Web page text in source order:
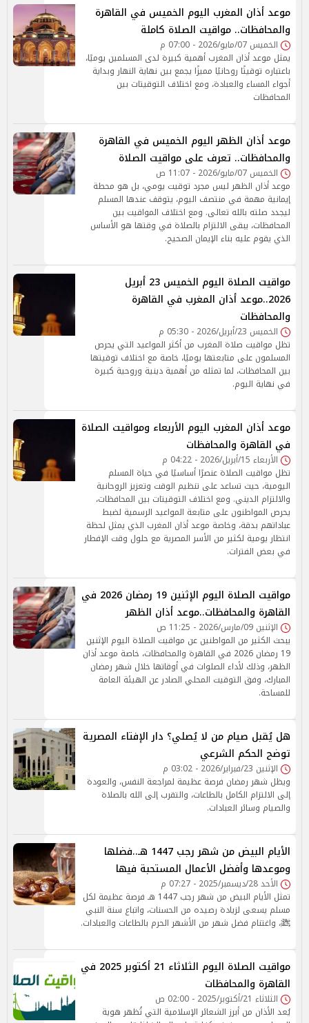
موعد أذان المغرب اليوم الخميس في القاهرة
والمحافظات.. مواقيت الصلاة كاملة
الخميس 07/مايو/2026 - 07:00 م
يمثل موعد أذان المغرب أهمية كبيرة لدى المسلمين يوميًا،
باعتباره توقيتًا روحانيًا مميزًا يجمع بين نهاية النهار وبداية
أجواء المساء والعبادة، ومع اختلاف التوقيتات بين
المحافظات
موعد أذان الظهر اليوم الخميس في القاهرة
والمحافظات.. تعرف على مواقيت الصلاة
الخميس 07/مايو/2026 - 11:07 ص
موعد أذان الظهر ليس مجرد توقيت يومي، بل هو محطة
إيمانية مهمة في منتصف اليوم، يتوقف عندها المسلم
ليجدد صلته بالله تعالى. ومع اختلاف المواقيت بين
المحافظات، يبقى الالتزام بالصلاة في وقتها هو الأساس
الذي يقوم عليه بناء الإيمان الصحيح.
مواقيت الصلاة اليوم الخميس 23 أبريل
2026..موعد أذان المغرب في القاهرة
والمحافظات
الخميس 23/أبريل/2026 - 05:30 م
تظل مواقيت صلاة المغرب من أكثر المواعيد التي يحرص
المسلمون على متابعتها يوميًا، خاصة مع اختلاف توقيتها
بين المحافظات، لما تمثله من أهمية دينية وروحية كبيرة
في نهاية اليوم.
موعد أذان المغرب اليوم الأربعاء ومواقيت الصلاة
في القاهرة والمحافظات
الأربعاء 15/أبريل/2026 - 04:22 م
تظل مواقيت الصلاة عنصرًا أساسيًا في حياة المسلم
اليومية، حيث تساعد على تنظيم الوقت وتعزيز الروحانية
والالتزام الديني. ومع اختلاف التوقيتات بين المحافظات،
يحرص المواطنون على متابعة المواعيد الرسمية لضبط
عباداتهم بدقة، وخاصة موعد أذان المغرب الذي يمثل لحظة
انتظار يومية لكثير من الأسر المصرية مع حلول وقت الإفطار
في بعض الفترات.
مواقيت الصلاة اليوم الإثنين 19 رمضان 2026 في
القاهرة والمحافظات..موعد أذان الظهر
الإثنين 09/مارس/2026 - 11:25 ص
يبحث الكثير من المواطنين عن مواقيت الصلاة اليوم الإثنين
19 رمضان 2026 في القاهرة والمحافظات، خاصة موعد أذان
الظهر، وذلك لأداء الصلوات في أوقاتها خلال شهر رمضان
المبارك، وفق التوقيت المحلي الصادر عن الهيئة العامة
للمساحة.
هل يُقبل صيام من لا يُصلي؟ دار الإفتاء المصرية
توضح الحكم الشرعي
الإثنين 23/فبراير/2026 - 03:02 م
ويظل شهر رمضان فرصة عظيمة لمراجعة النفس، والعودة
إلى الالتزام الكامل بالطاعات، والتقرب إلى الله بالصلاة
والصيام وسائر العبادات.
الأيام البيض من شهر رجب 1447 هـ..فضلها
وموعدها وأفضل الأعمال المستحبة فيها
الأحد 28/ديسمبر/2025 - 07:27 م
تمثل الأيام البيض من شهر رجب 1447 هـ فرصة عظيمة لكل
مسلم يسعى لزيادة رصيده من الحسنات، واتباع سنة النبي
ﷺ، واغتنام فضل شهر من الأشهر الحرم بالطاعات والعبادات.
مواقيت الصلاة اليوم الثلاثاء 21 أكتوبر 2025 في
القاهرة والمحافظات
الثلاثاء 21/أكتوبر/2025 - 02:00 ص
يُعد الأذان من أبرز الشعائر الإسلامية التي تُظهر هوية